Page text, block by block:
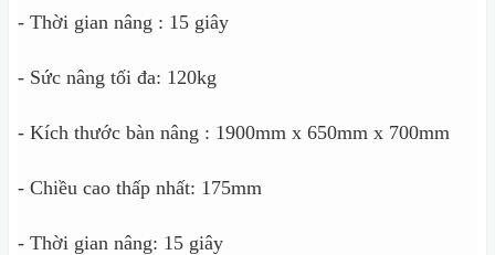
- Thời gian nâng : 15 giây
- Sức nâng tối đa: 120kg
- Kích thước bàn nâng : 1900mm x 650mm x 700mm
- Chiều cao thấp nhất: 175mm
- Thời gian nâng: 15 giây